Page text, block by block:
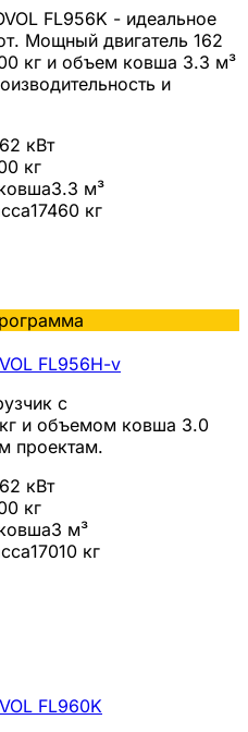
FL956K - идеальное
Мощный двигатель 162
кг и объем ковша 3.3 м³
и
кВт
кг
3.3 м³
17460 кг
FL956H-v
с
и объемом ковша 3.0
проектам.
кВт
кг
3 м³
17010 кг
FL960K